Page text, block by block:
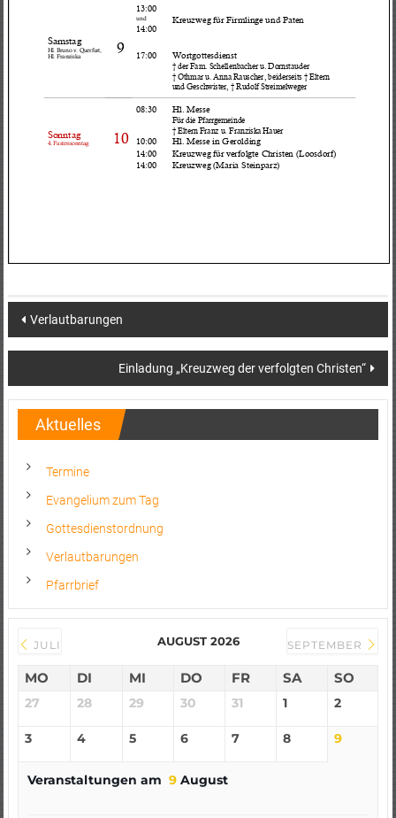
Post
navigation
Verlautbarungen
Einladung „Kreuzweg der verfolgten Christen“
Aktuelles
Termine
Evangelium zum Tag
Gottesdienstordnung
Verlautbarungen
Pfarrbrief
JULI AUGUST 2026 SEPTEMBER
MO DI MI DO FR SA SO
27 28 29 30 31 1 2
3 4 5 6 7 8 9
Veranstaltungen am 9August